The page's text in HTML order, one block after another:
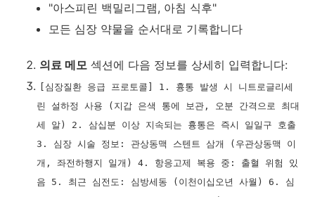
"아스피린 백밀리그램, 아침 식후"
모든 심장 약물을 순서대로 기록합니다
의료 메모 섹션에 다음 정보를 상세히 입력합니다:
[심장질환 응급 프로토콜] 1. 흉통 발생 시 니트로글리세
린 설하정 사용 (지갑 은색 통에 보관, 오분 간격으로 최대
세 알) 2. 삼십분 이상 지속되는 흉통은 즉시 일일구 호출
3. 심장 시술 정보: 관상동맥 스텐트 삼개 (우관상동맥 이
개, 좌전하행지 일개) 4. 항응고제 복용 중: 출혈 위험 있
음 5. 최근 심전도: 심방세동 (이천이십오년 사월) 6. 심